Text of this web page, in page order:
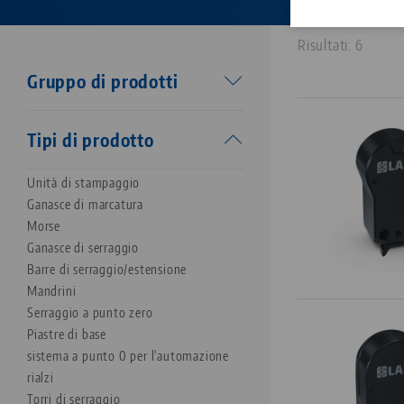
Risultati: 6
Gruppo di prodotti
Makro•Grip®
Unità di timbratura
Corpo base
Makro•Grip® FS
Makro•Grip® Aero
Makro•4Grip
Avanti
Profilo
Vario•Tec
Vasto•Clamp
Preci•Point
Makro•Grip® Ultra
Tipi di prodotto
Unità di stampaggio
Ganasce di marcatura
Morse
Ganasce di serraggio
Barre di serraggio/estensione
Mandrini
Serraggio a punto zero
Piastre di base
sistema a punto 0 per l'automazione
rialzi
Torri di serraggio